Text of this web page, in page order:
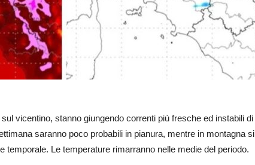
vicentino, stanno giungendo correnti più fresche ed instabili di
saranno poco probabili in pianura, mentre in montagna si
temporale. Le temperature rimarranno nelle medie del periodo.